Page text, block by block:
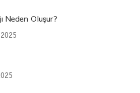
Neden Oluşur?